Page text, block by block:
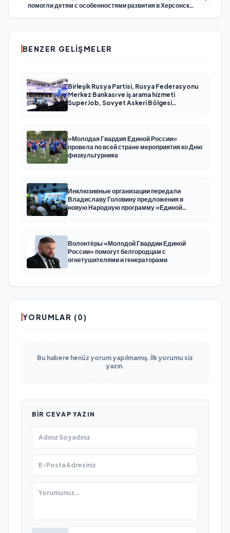
помогли детям с особенностями развития в Херсонской
BENZER GELIŞMELER
Birleşik Rusya Partisi, Rusya Federasyonu
Merkez Bankası ve iş arama hizmeti
SuperJob, Sovyet Askeri Bölgesi
«Молодая Гвардия Единой России»
провела по всей стране мероприятия ко Дню
физкультурника
Инклюзивные организации передали
Владиславу Головину предложения в
новую Народную программу «Единой
Волонтёры «Молодой Гвардии Единой
России» помогут белгородцам с
огнетушителями и генераторами
YORUMLAR (0)
Bu habere henüz yorum yapılmamış. İlk yorumu siz
yazın.
BIR CEVAP YAZIN